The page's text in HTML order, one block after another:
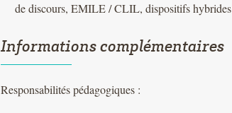
de discours, EMILE / CLIL, dispositifs hybrides
Informations complémentaires
Responsabilités pédagogiques :